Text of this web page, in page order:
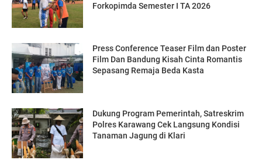
Forkopimda Semester I TA 2026
Press Conference Teaser Film dan Poster
Film Dan Bandung Kisah Cinta Romantis
Sepasang Remaja Beda Kasta
Dukung Program Pemerintah, Satreskrim
Polres Karawang Cek Langsung Kondisi
Tanaman Jagung di Klari